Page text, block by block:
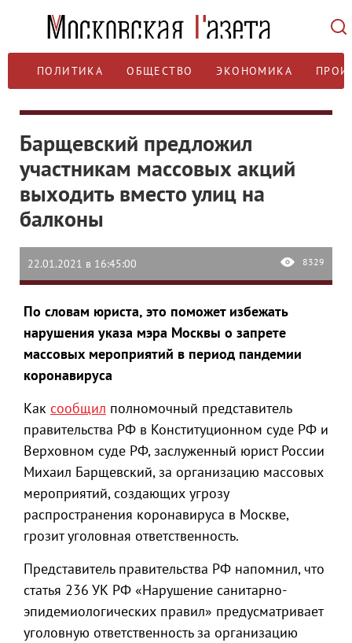
ПОЛИТИКА ОБЩЕСТВО ЭКОНОМИКА
Барщевский предложил
участникам массовых акций
выходить вместо улиц на
балконы
22.01.2021 в 16:45:00 8329
По словам юриста, это поможет избежать
нарушения указа мэра Москвы о запрете
массовых мероприятий в период пандемии
коронавируса
Как сообщил полномочный представитель
правительства РФ в Конституционном суде РФ и
Верховном суде РФ, заслуженный юрист России
Михаил Барщевский, за организацию массовых
мероприятий, создающих угрозу
распространения коронавируса в Москве,
грозит уголовная ответственность.
Представитель правительства РФ напомнил, что
статья 236 УК РФ «Нарушение санитарно-
эпидемиологических правил» предусматривает
уголовную ответственность за организацию